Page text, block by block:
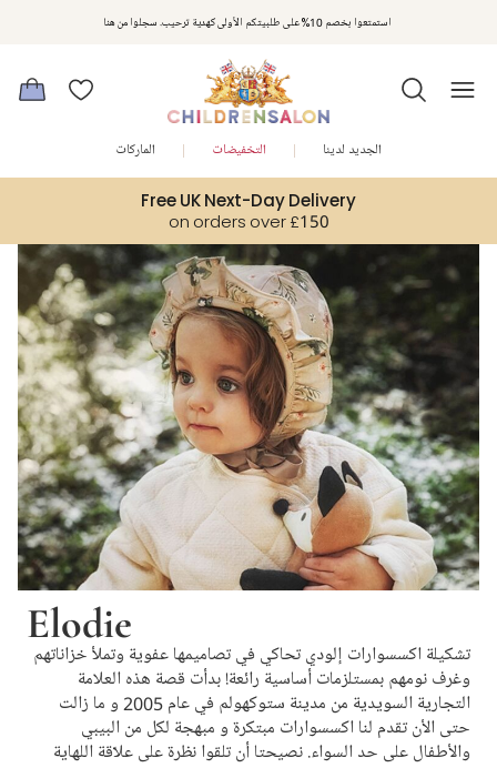
استمتعوا بخصم 10% على طلبيتكم الأولى كهدية ترحيب. سجلوا من هنا
مكافآت تشلدرن صالون | اجمعوا النقاط مع كل عملية شراء لتحصلوا على هدايا حصرية وعروض مصممة خصيصا لتلبي
متطلباتكم
Free UK Next-Day Delivery
on orders over £150
الجديد لدينا التخفيضات الماركات
Elodie
تشكيلة اكسسوارات إلودي تحاكي في تصاميمها عفوية وتملأ خزاناتهم
وغرف نومهم بمستلزمات أساسية رائعة! بدأت قصة هذه العلامة
التجارية السويدية من مدينة ستوكهولم في عام 2005 و ما زالت
حتى الأن تقدم لنا اكسسوارات مبتكرة و مبهجة لكل من البيبي
والأطفال على حد السواء. نصيحتا أن تلقوا نظرة على علاّقة اللهاية